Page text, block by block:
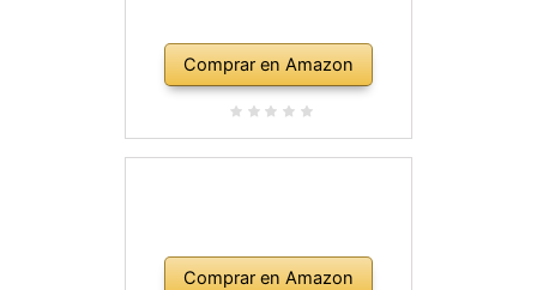
Comprar en Amazon
Comprar en Amazon